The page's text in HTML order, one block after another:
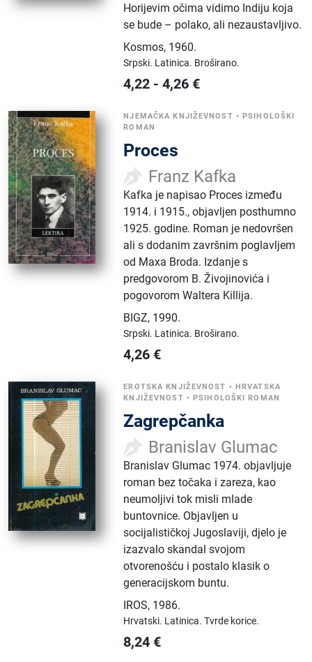
Horijevim očima vidimo Indiju koja
se bude – polako, ali nezaustavljivo.
Kosmos, 1960.
Srpski. Latinica. Broširano.
4,22 -4,26 €
NJEMAČKA KNJIŽEVNOST •PSIHOLOŠKI
ROMAN
Proces
Franz Kafka
Kafka je napisao Proces između
1914. i 1915., objavljen posthumno
1925. godine. Roman je nedovršen
ali s dodanim završnim poglavljem
od Maxa Broda. Izdanje s
predgovorom B. Živojinovića i
pogovorom Waltera Killija.
BIGZ, 1990.
Srpski. Latinica. Broširano.
4,26 €
EROTSKA KNJIŽEVNOST • HRVATSKA
KNJIŽEVNOST •PSIHOLOŠKI ROMAN
Zagrepčanka
Branislav Glumac
Branislav Glumac 1974. objavljuje
roman bez točaka i zareza, kao
neumoljivi tok misli mlade
buntovnice. Objavljen u
socijalističkoj Jugoslaviji, djelo je
izazvalo skandal svojom
otvorenošću i postalo klasik o
generacijskom buntu.
IROS, 1986.
Hrvatski. Latinica.Tvrde korice.
8,24 €